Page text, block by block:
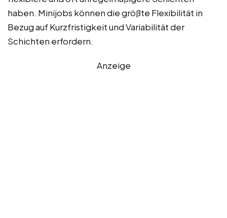
haben. Minijobs können die größte Flexibilität in
Bezug auf Kurzfristigkeit und Variabilität der
Schichten erfordern.
Anzeige